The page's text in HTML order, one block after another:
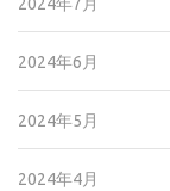
2024年7月
2024年6月
2024年5月
2024年4月